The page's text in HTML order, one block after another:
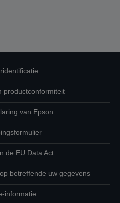
productconformiteit
van Epson
de EU Data Act
betreffende uw gegevens
informatie